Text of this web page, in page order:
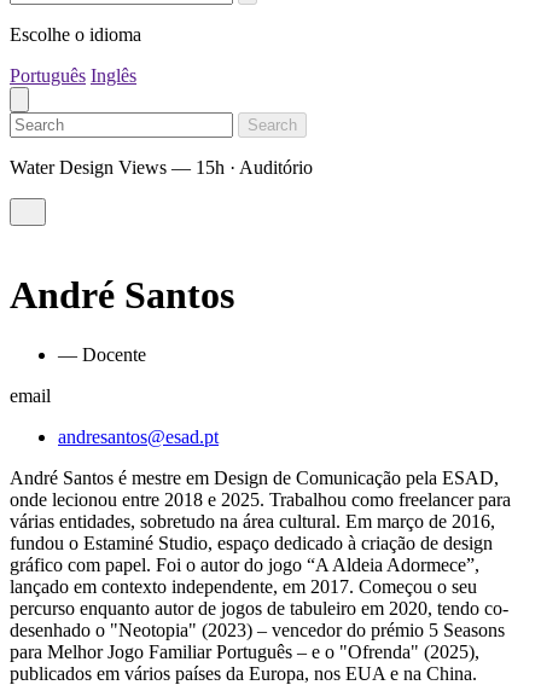
Escolhe o idioma
Português Inglês
Search
Water Design Views — 15h · Auditório
André Santos
— Docente
email
andresantos@esad.pt
André Santos é mestre em Design de Comunicação pela ESAD,
onde lecionou entre 2018 e 2025. Trabalhou como freelancer para
várias entidades, sobretudo na área cultural. Em março de 2016,
fundou o Estaminé Studio, espaço dedicado à criação de design
gráfico com papel. Foi o autor do jogo “A Aldeia Adormece”,
lançado em contexto independente, em 2017. Começou o seu
percurso enquanto autor de jogos de tabuleiro em 2020, tendo co-
desenhado o "Neotopia" (2023) – vencedor do prémio 5 Seasons
para Melhor Jogo Familiar Português – e o "Ofrenda" (2025),
publicados em vários países da Europa, nos EUA e na China.